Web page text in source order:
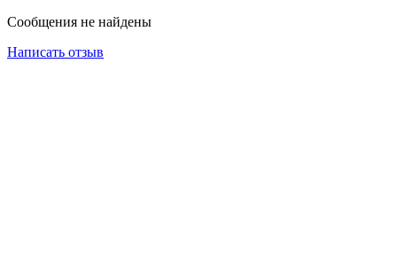
Сообщения не найдены
Написать отзыв